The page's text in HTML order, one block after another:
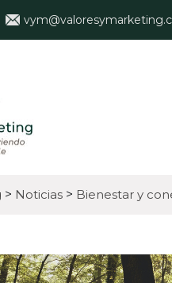
> Noticias > Bienestar y